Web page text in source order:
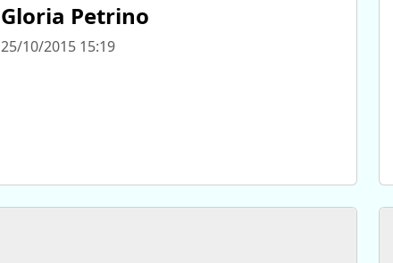
Gloria Petrino
25/10/2015 15:19